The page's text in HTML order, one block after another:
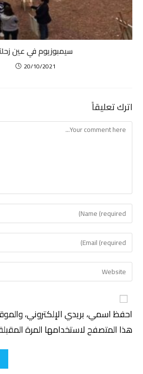
سيمبوزيوم في عين
20/10/2021
اترك تعليقاً
احفظ اسمي، بريدي الإلكتروني،
هذا المتصفح لاستخدامها المرة